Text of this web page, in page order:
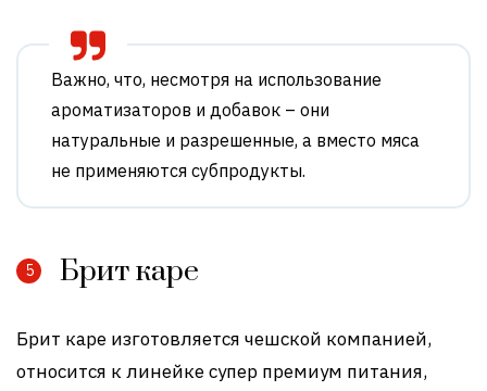
Важно, что, несмотря на использование
ароматизаторов и добавок – они
натуральные и разрешенные, а вместо мяса
не применяются субпродукты.
Брит каре
Брит каре изготовляется чешской компанией,
относится к линейке супер премиум питания,